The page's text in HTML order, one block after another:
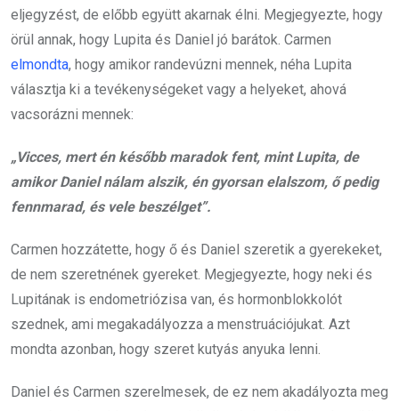
eljegyzést, de előbb együtt akarnak élni. Megjegyezte, hogy
örül annak, hogy Lupita és Daniel jó barátok. Carmen
elmondta, hogy amikor randevúzni mennek, néha Lupita
választja ki a tevékenységeket vagy a helyeket, ahová
vacsorázni mennek:
„Vicces, mert én később maradok fent, mint Lupita, de
amikor Daniel nálam alszik, én gyorsan elalszom, ő pedig
fennmarad, és vele beszélget”.
Carmen hozzátette, hogy ő és Daniel szeretik a gyerekeket,
de nem szeretnének gyereket. Megjegyezte, hogy neki és
Lupitának is endometriózisa van, és hormonblokkolót
szednek, ami megakadályozza a menstruációjukat. Azt
mondta azonban, hogy szeret kutyás anyuka lenni.
Daniel és Carmen szerelmesek, de ez nem akadályozta meg